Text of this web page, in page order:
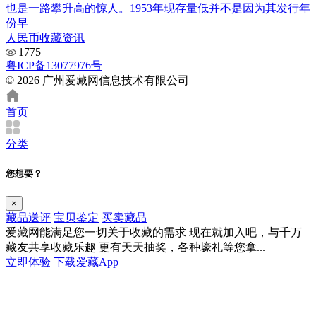
也是一路攀升高的惊人。1953年现存量低并不是因为其发行年
份早
人民币收藏资讯
1775
粤ICP备13077976号
© 2026 广州爱藏网信息技术有限公司
首页
分类
您想要？
×
藏品送评 宝贝鉴定 买卖藏品
爱藏网能满足您一切关于收藏的需求 现在就加入吧，与千万
藏友共享收藏乐趣 更有天天抽奖，各种壕礼等您拿...
立即体验 下载爱藏App